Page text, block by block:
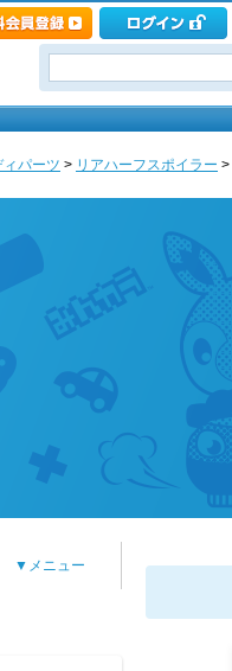
ィパーツ > リアハーフスポイラー >
▼メニュー